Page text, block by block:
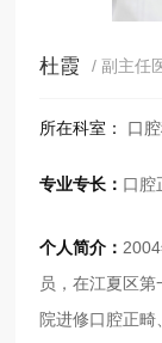
杜霞 / 副主任
所在科室： 口
专业专长： 口腔
个人简介：
员，在江夏区
院进修口腔正